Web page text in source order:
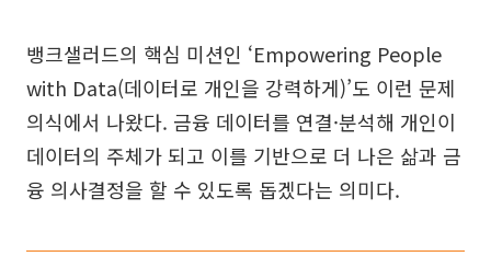
뱅크샐러드의 핵심 미션인 ‘Empowering People
with Data(데이터로 개인을 강력하게)’도 이런 문제
의식에서 나왔다. 금융 데이터를 연결·분석해 개인이
데이터의 주체가 되고 이를 기반으로 더 나은 삶과 금
융 의사결정을 할 수 있도록 돕겠다는 의미다.